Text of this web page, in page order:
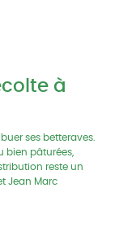
à
ses betteraves.
bien pâturées,
reste un
Jean Marc